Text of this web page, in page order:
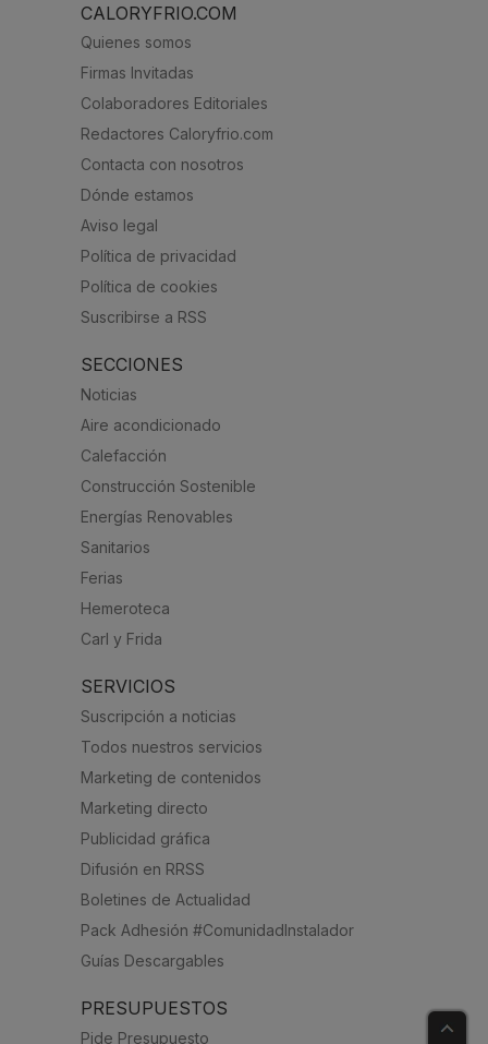
CALORYFRIO.COM
Quienes somos
Firmas Invitadas
Colaboradores Editoriales
Redactores Caloryfrio.com
Contacta con nosotros
Dónde estamos
Aviso legal
Política de privacidad
Política de cookies
Suscribirse a RSS
SECCIONES
Noticias
Aire acondicionado
Calefacción
Construcción Sostenible
Energías Renovables
Sanitarios
Ferias
Hemeroteca
Carl y Frida
SERVICIOS
Suscripción a noticias
Todos nuestros servicios
Marketing de contenidos
Marketing directo
Publicidad gráfica
Difusión en RRSS
Boletines de Actualidad
Pack Adhesión #ComunidadInstalador
Guías Descargables
PRESUPUESTOS
Pide Presupuesto